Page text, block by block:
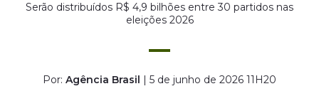
Serão distribuídos R$ 4,9 bilhões entre 30 partidos nas
eleições 2026
Por: Agência Brasil | 5 de junho de 2026 11H20